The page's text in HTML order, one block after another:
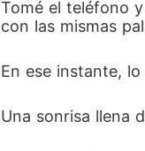
Tomé el teléfono
con las mismas
En ese instante, lo
Una sonrisa llena